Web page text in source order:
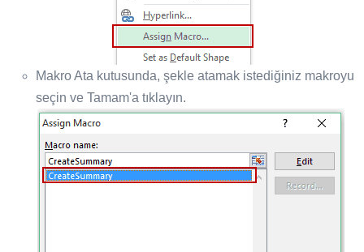
Makro Ata kutusunda, şekle atamak istediğiniz makroyu
seçin ve Tamam'a tıklayın.